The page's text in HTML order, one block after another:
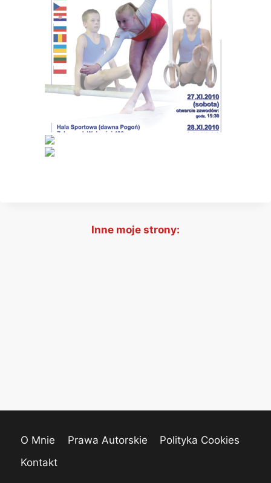
Inne moje strony:
O Mnie Prawa Autorskie
Polityka Cookies
Kontakt